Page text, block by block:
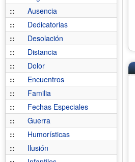
::
Ausencia
::
Dedicatorias
::
Desolación
::
Distancia
::
Dolor
::
Encuentros
::
Familia
::
Fechas Especiales
::
Guerra
::
Humorísticas
::
Ilusión